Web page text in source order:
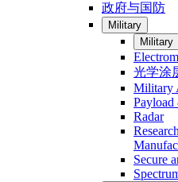
政府与国防
Military
Military
光学涂
Military
Radar
Secure